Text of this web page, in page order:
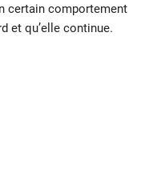
certain comportement
et qu’elle continue.